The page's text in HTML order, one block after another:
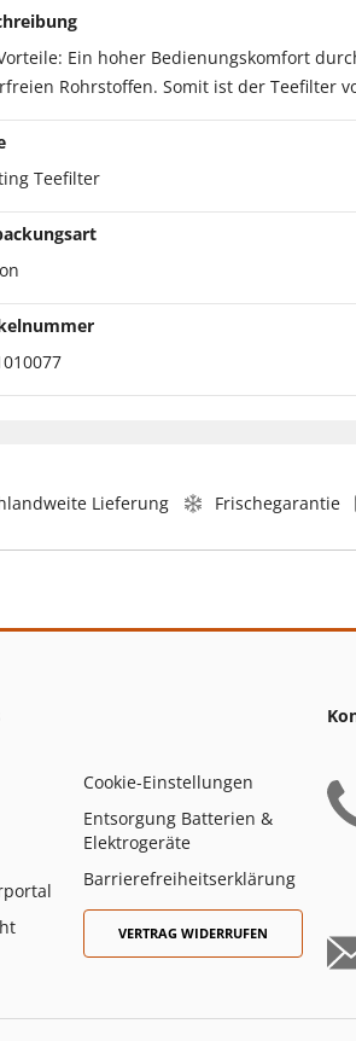
Ein hoher Bedienungskomfort
Rohrstoffen. Somit ist der Teefilter
Teefilter
Lieferung Frischegarantie
Cookie-Einstellungen
Entsorgung Batterien &
Elektrogeräte
Barrierefreiheitserklärung
VERTRAG WIDERRUFEN